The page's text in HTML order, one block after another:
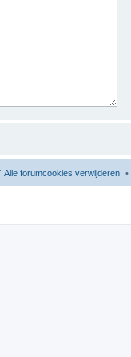
Alle forumcookies verwijderen